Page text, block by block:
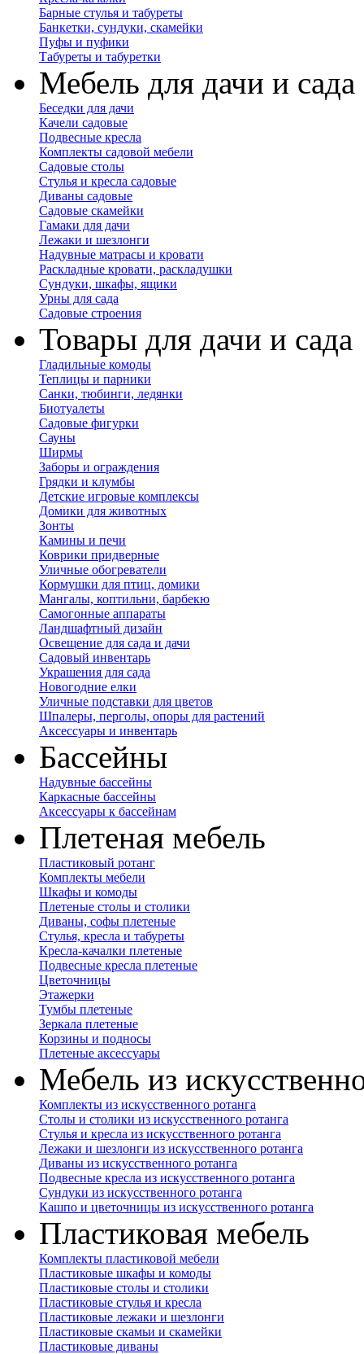
Барные стулья и табуреты
Банкетки, сундуки, скамейки
Пуфы и пуфики
Табуреты и табуретки
Мебель для дачи и сада
Беседки для дачи
Качели садовые
Подвесные кресла
Комплекты садовой мебели
Садовые столы
Стулья и кресла садовые
Диваны садовые
Садовые скамейки
Гамаки для дачи
Лежаки и шезлонги
Надувные матрасы и кровати
Раскладные кровати, раскладушки
Сундуки, шкафы, ящики
Урны для сада
Садовые строения
Товары для дачи и сада
Гладильные комоды
Теплицы и парники
Санки, тюбинги, ледянки
Биотуалеты
Садовые фигурки
Сауны
Ширмы
Заборы и ограждения
Грядки и клумбы
Детские игровые комплексы
Домики для животных
Зонты
Камины и печи
Коврики придверные
Уличные обогреватели
Кормушки для птиц, домики
Мангалы, коптильни, барбекю
Самогонные аппараты
Ландшафтный дизайн
Освещение для сада и дачи
Садовый инвентарь
Украшения для сада
Новогодние елки
Уличные подставки для цветов
Шпалеры, перголы, опоры для растений
Аксессуары и инвентарь
Бассейны
Надувные бассейны
Каркасные бассейны
Аксессуары к бассейнам
Плетеная мебель
Пластиковый ротанг
Комплекты мебели
Шкафы и комоды
Плетеные столы и столики
Диваны, софы плетеные
Стулья, кресла и табуреты
Кресла-качалки плетеные
Подвесные кресла плетеные
Цветочницы
Этажерки
Тумбы плетеные
Зеркала плетеные
Корзины и подносы
Плетеные аксессуары
Мебель из
Комплекты из искусственного ротанга
Столы и столики из искусственного ротанга
Стулья и кресла из искусственного ротанга
Лежаки и шезлонги из искусственного ротанга
Диваны из искусственного ротанга
Подвесные кресла из искусственного ротанга
Сундуки из искусственного ротанга
Кашпо и цветочницы из искусственного ротанга
Пластиковая мебель
Комплекты пластиковой мебели
Пластиковые шкафы и комоды
Пластиковые столы и столики
Пластиковые стулья и кресла
Пластиковые лежаки и шезлонги
Пластиковые скамьи и скамейки
Пластиковые диваны